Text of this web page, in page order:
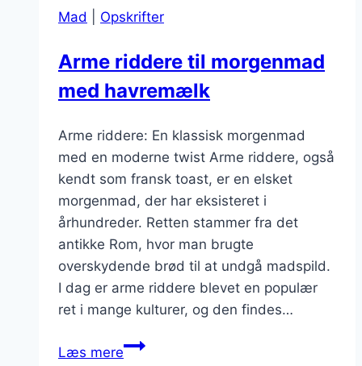
Mad Opskrifter
Arme riddere til morgenmad
med havremælk
Arme riddere: En klassisk morgenmad
med en moderne twist Arme riddere, også
kendt som fransk toast, er en elsket
morgenmad, der har eksisteret i
århundreder. Retten stammer fra det
antikke Rom, hvor man brugte
overskydende brød til at undgå madspild.
I dag er arme riddere blevet en populær
ret i mange kulturer, og den findes…
Læs mereArme